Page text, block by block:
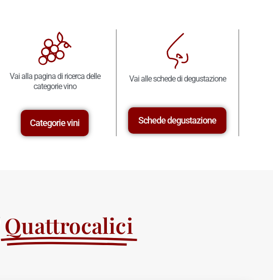
Vai alla pagina di ricerca delle
categorie vino
Categorie vini
Vai alle schede di degustazione
Schede degustazione
Quattrocalici